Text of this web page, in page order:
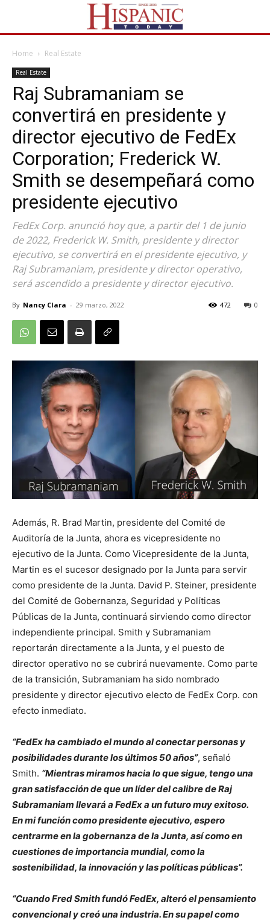
Home Real Estate
Real Estate
Raj Subramaniam se
convertirá en presidente y
director ejecutivo de FedEx
Corporation; Frederick W.
Smith se desempeñará como
presidente ejecutivo
FedEx Corp. anunció hoy que, a partir del 1 de junio
de 2022, Frederick W. Smith, presidente y director
ejecutivo, se convertirá en el presidente ejecutivo, y
Raj Subramaniam, presidente y director operativo,
será ascendido a presidente y director ejecutivo.
By Nancy Clara - 29 marzo, 2022 0
472
Además, R. Brad Martin, presidente del Comité de
Auditoría de la Junta, ahora es vicepresidente no
ejecutivo de la Junta. Como Vicepresidente de la Junta,
Martin es el sucesor designado por la Junta para servir
como presidente de la Junta. David P. Steiner, presidente
del Comité de Gobernanza, Seguridad y Políticas
Públicas de la Junta, continuará sirviendo como director
independiente principal. Smith y Subramaniam
reportarán directamente a la Junta, y el puesto de
director operativo no se cubrirá nuevamente. Como parte
de la transición, Subramaniam ha sido nombrado
presidente y director ejecutivo electo de FedEx Corp. con
efecto inmediato.
“FedEx ha cambiado el mundo al conectar personas y
posibilidades durante los últimos 50 años”, señaló
Smith. “Mientras miramos hacia lo que sigue, tengo una
gran satisfacción de que un líder del calibre de Raj
Subramaniam llevará a FedEx a un futuro muy exitoso.
En mi función como presidente ejecutivo, espero
centrarme en la gobernanza de la Junta, así como en
cuestiones de importancia mundial, como la
sostenibilidad, la innovación y las políticas públicas”.
“Cuando Fred Smith fundó FedEx, alteró el pensamiento
convencional y creó una industria. En su papel como